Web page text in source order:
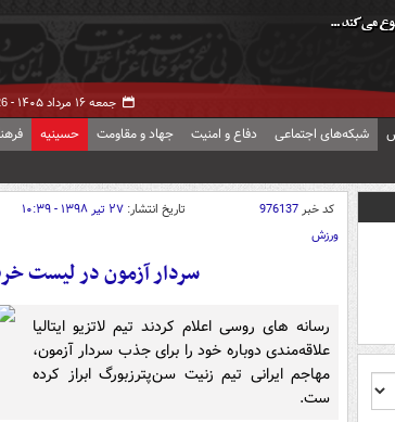
جمعه ۱۶ مرداد ۱۴۰۵ -
شبکه‌های اجتماعی دفاع و امنیت جهاد و مقاومت حسینیه
کد خبر976137 تاریخ انتشار: ۲۷ تیر ۱۳۹۸ - ۱۰:۳۹
ورزش
سردار آزمون در لیست
رسانه های روسی اعلام کردند تیم لاتزیو ایتالیا
علاقه‌مندی دوباره خود را برای جذب سردار آزمون،
مهاجم ایرانی تیم زنیت سن‌پترزبورگ ابراز کرده
ست.